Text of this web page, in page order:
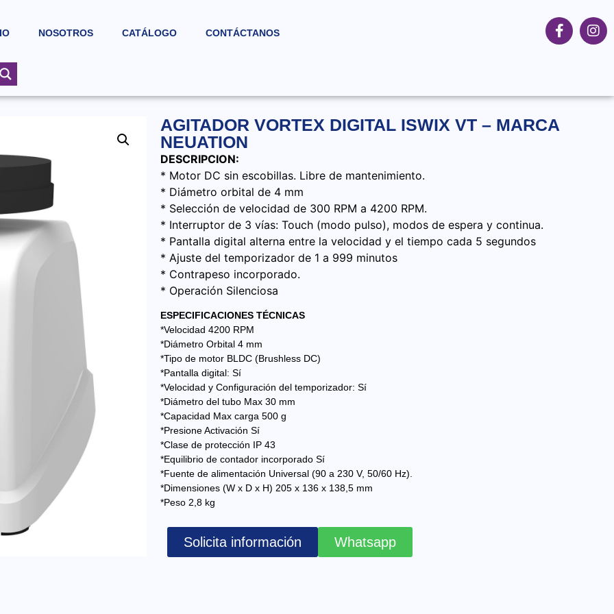
NOSOTROS CATÁLOGO CONTÁCTANOS
AGITADOR VORTEX DIGITAL ISWIX VT – MARCA
NEUATION
DESCRIPCION:
* Motor DC sin escobillas. Libre de mantenimiento.
* Diámetro orbital de 4 mm
* Selección de velocidad de 300 RPM a 4200 RPM.
* Interruptor de 3 vías: Touch (modo pulso), modos de espera y continua.
* Pantalla digital alterna entre la velocidad y el tiempo cada 5 segundos
* Ajuste del temporizador de 1 a 999 minutos
* Contrapeso incorporado.
* Operación Silenciosa
ESPECIFICACIONES TÉCNICAS
*Velocidad 4200 RPM
*Diámetro Orbital 4 mm
*Tipo de motor BLDC (Brushless DC)
*Pantalla digital: Sí
*Velocidad y Configuración del temporizador: Sí
*Diámetro del tubo Max 30 mm
*Capacidad Max carga 500 g
*Presione Activación Sí
*Clase de protección IP 43
*Equilibrio de contador incorporado Sí
*Fuente de alimentación Universal (90 a 230 V, 50/60 Hz).
*Dimensiones (W x D x H) 205 x 136 x 138,5 mm
*Peso 2,8 kg
Solicita información Whatsapp